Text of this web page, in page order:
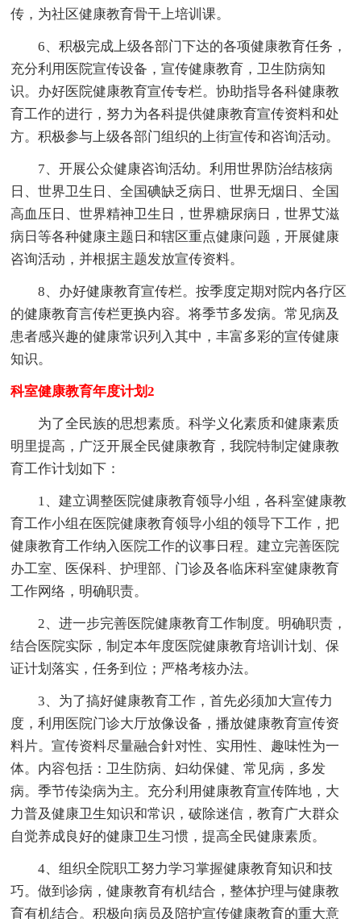
传，为社区健康教育骨干上培训课。
6、积极完成上级各部门下达的各项健康教育任务，
充分利用医院宣传设备，宣传健康教育，卫生防病知
识。办好医院健康教育宣传专栏。协助指导各科健康教
育工作的进行，努力为各科提供健康教育宣传资料和处
方。积极参与上级各部门组织的上街宣传和咨询活动。
7、开展公众健康咨询活幼。利用世界防治结核病
日、世界卫生日、全国碘缺乏病日、世界无烟日、全国
高血压日、世界精神卫生日，世界糖尿病日，世界艾滋
病日等各种健康主题日和辖区重点健康问题，开展健康
咨询活动，并根据主题发放宣传资料。
8、办好健康教育宣传栏。按季度定期对院内各疗区
的健康教育言传栏更换内容。将季节多发病。常见病及
患者感兴趣的健康常识列入其中，丰富多彩的宣传健康
知识。
科室健康教育年度计划2
为了全民族的思想素质。科学义化素质和健康素质
明里提高，广泛开展全民健康教育，我院特制定健康教
育工作计划如下：
1、建立调整医院健康教育领导小组，各科室健康教
育工作小组在医院健康教育领导小组的领导下工作，把
健康教育工作纳入医院工作的议事日程。建立完善医院
办工室、医保科、护理部、门诊及各临床科室健康教育
工作网络，明确职责。
2、进一步完善医院健康教育工作制度。明确职责，
结合医院实际，制定本年度医院健康教育培训计划、保
证计划落实，任务到位；严格考核办法。
3、为了搞好健康教育工作，首先必须加大宣传力
度，利用医院门诊大厅放像设备，播放健康教育宣传资
料片。宣传资料尽量融合針对性、实用性、趣味性为一
体。内容包括：卫生防病、妇幼保健、常见病，多发
病。季节传染病为主。充分利用健康教育宣传阵地，大
力普及健康卫生知识和常识，破除迷信，教育广大群众
自觉养成良好的健康卫生习惯，提高全民健康素质。
4、组织全院职工努力学习掌握健康教育知识和技
巧。做到诊病，健康教育有机结合，整体护理与健康教
育有机结合。积极向病员及陪护宣传健康教育的重大意